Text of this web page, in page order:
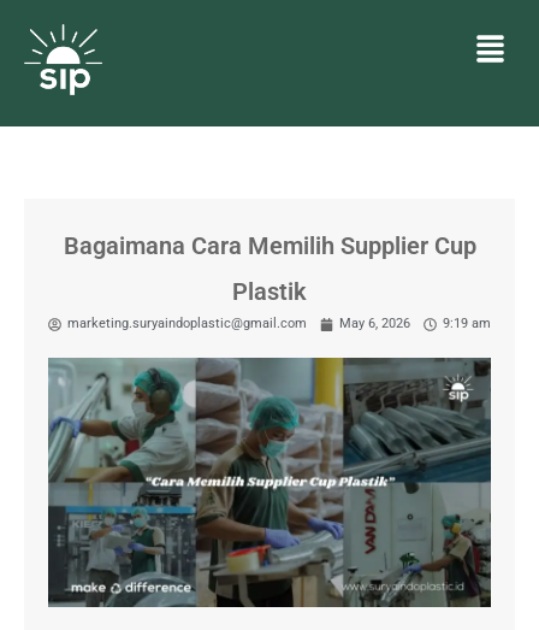
Bagaimana Cara Memilih Supplier Cup
Plastik
marketing.suryaindoplastic@gmail.com May 6, 2026 9:19 am